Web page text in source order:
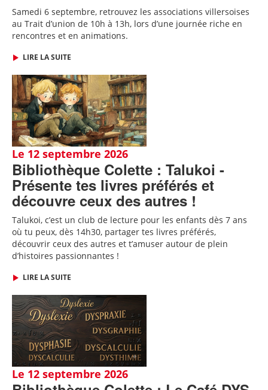
Samedi 6 septembre, retrouvez les associations villersoises
au Trait d’union de 10h à 13h, lors d’une journée riche en
rencontres et en animations.
LIRE LA SUITE
Le 12 septembre 2026
Bibliothèque Colette : Talukoi -
Présente tes livres préférés et
découvre ceux des autres !
Talukoi, c’est un club de lecture pour les enfants dès 7 ans
où tu peux, dès 14h30, partager tes livres préférés,
découvrir ceux des autres et t’amuser autour de plein
d’histoires passionnantes !
LIRE LA SUITE
Le 12 septembre 2026